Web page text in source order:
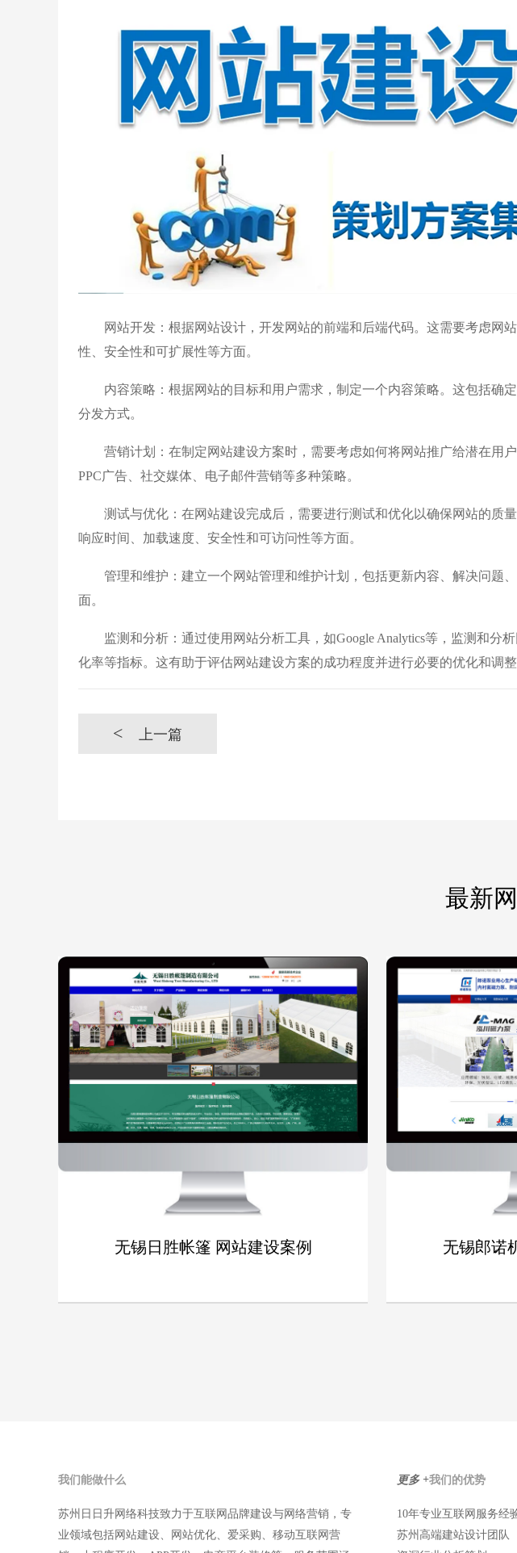
网站开发：根据网站设计，开发网站的前端和后端代码。这需要考虑网
性、安全性和可扩展性等方面。
内容策略：根据网站的目标和用户需求，制定一个内容策略。这包括确
分发方式。
营销计划：在制定网站建设方案时，需要考虑如何将网站推广给潜在用户
PPC广告、社交媒体、电子邮件营销等多种策略。
测试与优化：在网站建设完成后，需要进行测试和优化以确保网站的质
响应时间、加载速度、安全性和可访问性等方面。
管理和维护：建立一个网站管理和维护计划，包括更新内容、解决问题
面。
监测和分析：通过使用网站分析工具，如Google Analytics等，监测和分
化率等指标。这有助于评估网站建设方案的成功程度并进行必要的优化和调整
< 上一篇
最新
无锡日胜帐篷 网站建设案例 无锡郎诺
我们能做什么
苏州日日升网络科技致力于互联网品牌建设与网络营销，专
业领域包括网站建设、网站优化、爱采购、移动互联网营
更多 +我们的优势
10年专业互联网服务经
苏州高端建站设计团队